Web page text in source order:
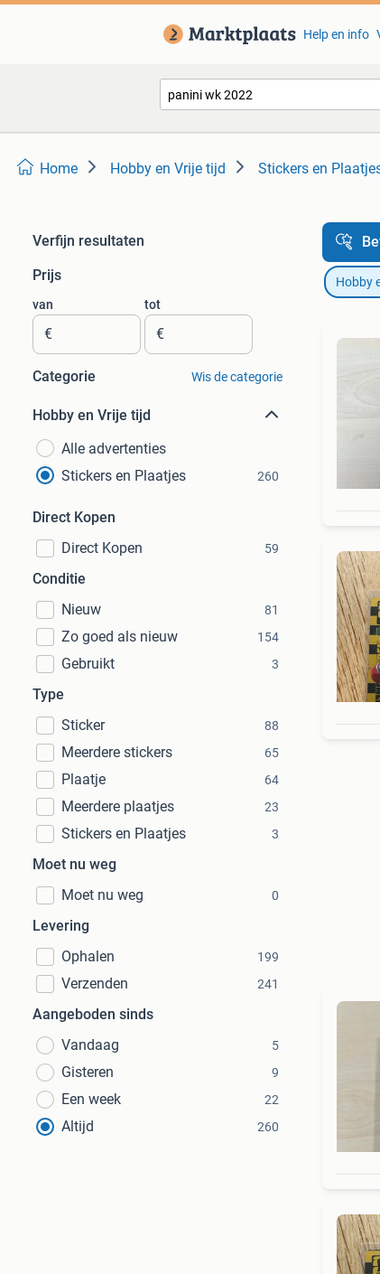
Help en info
Home Hobby en Vrije tijd Stickers en
Verfijn resultaten
Prijs
van
€
tot
€
Categorie Wis de categorie
Hobby en Vrije tijd
Alle advertenties
Stickers en Plaatjes
260
Direct Kopen
Direct Kopen
59
Conditie
Nieuw
81
Zo goed als nieuw 154
Gebruikt 3
Type
Sticker
88
Meerdere stickers 65
Plaatje 64
Meerdere plaatjes 23
Stickers en Plaatjes 3
Moet nu weg
Moet nu weg
0
Levering
Ophalen
199
Verzenden 241
Aangeboden sinds
Vandaag
5
Gisteren 9
Een week 22
Altijd 260
Hobby